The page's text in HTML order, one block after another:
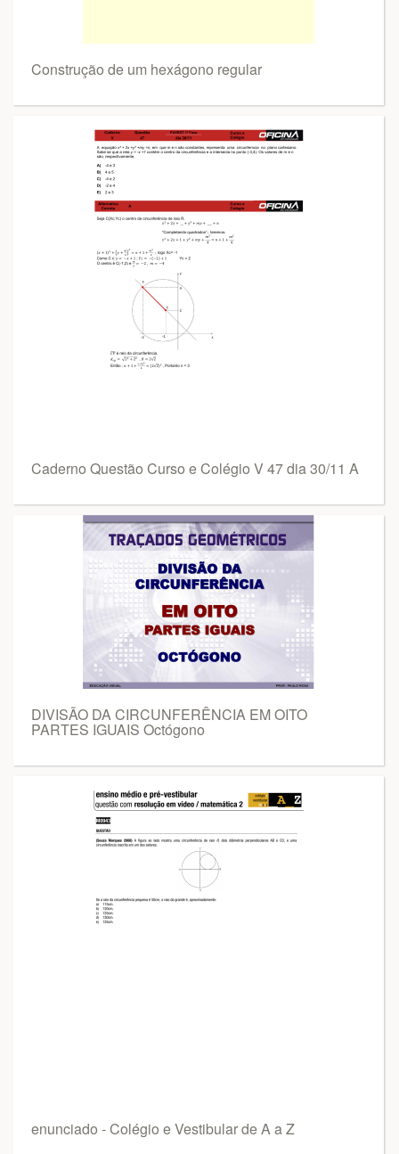
Construção de um hexágono regular
Caderno Questão Curso e Colégio V 47 dia 30/11 A
DIVISÃO DA CIRCUNFERÊNCIA EM OITO
PARTES IGUAIS Octógono
enunciado - Colégio e Vestibular de A a Z